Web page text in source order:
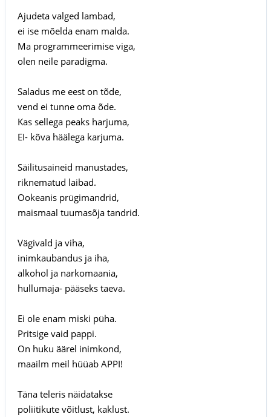
Ajudeta valged lambad,
ei ise mõelda enam malda.
Ma programmeerimise viga,
olen neile paradigma.
Saladus me eest on tõde,
vend ei tunne oma õde.
Kas sellega peaks harjuma,
EI- kõva häälega karjuma.
Säilitusaineid manustades,
riknematud laibad.
Ookeanis prügimandrid,
maismaal tuumasõja tandrid.
Vägivald ja viha,
inimkaubandus ja iha,
alkohol ja narkomaania,
hullumaja- pääseks taeva.
Ei ole enam miski püha.
Pritsige vaid pappi.
On huku äärel inimkond,
maailm meil hüüab APPI!
Täna teleris näidatakse
poliitikute võitlust, kaklust.